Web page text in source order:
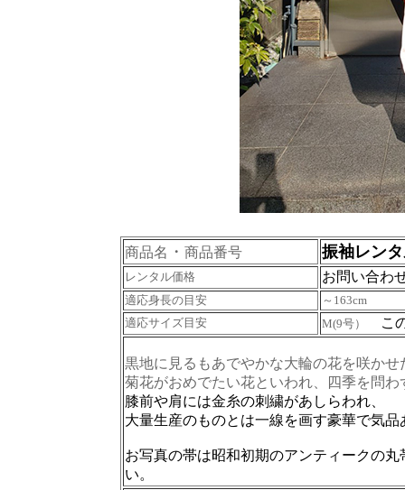
商品名 ・ 商品番号 振袖レン
レンタル価格 お問い合わ
適応身長の目安
～163cm
適応サイズ目安
M(9号） こ
黒地に見るもあでやかな大輪の花を咲か
菊花がおめでたい花といわれ、四季を問
膝前や肩には金糸の刺繍があしらわれ、
大量生産のものとは一線を画す豪華で気品
お写真の帯は昭和初期のアンティークの
い。